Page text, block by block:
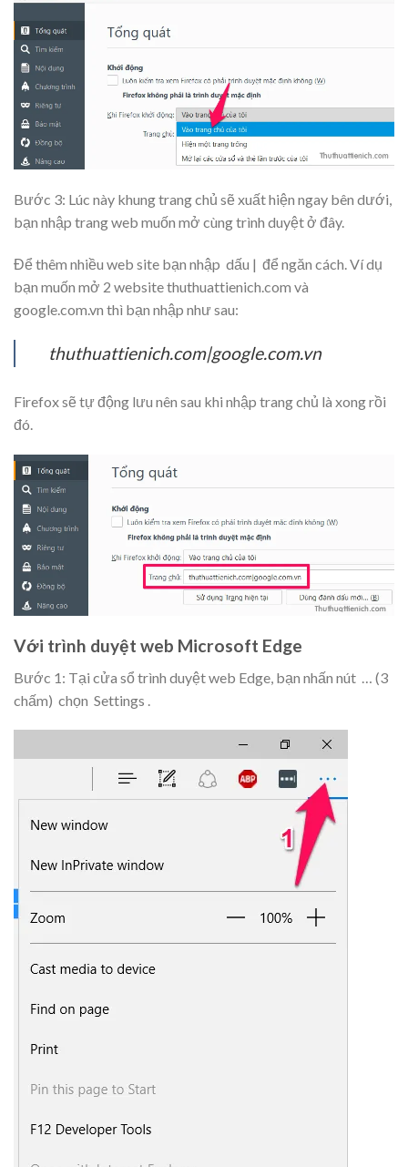
Bước 3: Lúc này khung trang chủ sẽ xuất hiện ngay bên dưới,
bạn nhập trang web muốn mở cùng trình duyệt ở đây.
Để thêm nhiều web site bạn nhập dấu | để ngăn cách. Ví dụ
bạn muốn mở 2 website thuthuattienich.com và
google.com.vn thì bạn nhập như sau:
thuthuattienich.com|google.com.vn
Firefox sẽ tự động lưu nên sau khi nhập trang chủ là xong rồi
đó.
Với trình duyệt web Microsoft Edge
Bước 1: Tại cửa sổ trình duyệt web Edge, bạn nhấn nút
… (3
chấm) chọn Settings